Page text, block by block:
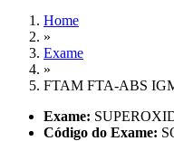
Home
»
Exame
»
FTAM FTA-ABS
Exame:
Código do Exame: